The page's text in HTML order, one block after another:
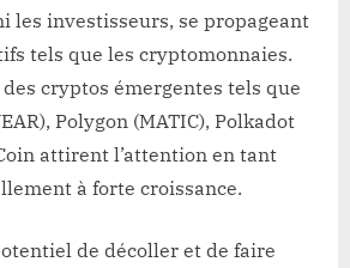
les investisseurs, se propageant
tels que les cryptomonnaies.
des cryptos émergentes tels que
Polygon (MATIC), Polkadot
attirent l’attention en tant
à forte croissance.
de décoller et de faire